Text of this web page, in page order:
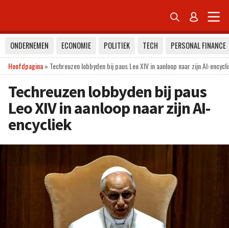
 
ONDERNEMEN ECONOMIE POLITIEK TECH
PERSONAL FINANCE
Hoofdpagina» Techreuzen lobbyden bij paus Leo XIV in aanloop naar zijn AI-
Techreuzen lobbyden bij paus
Leo XIV in aanloop naar zijn AI-
encycliek